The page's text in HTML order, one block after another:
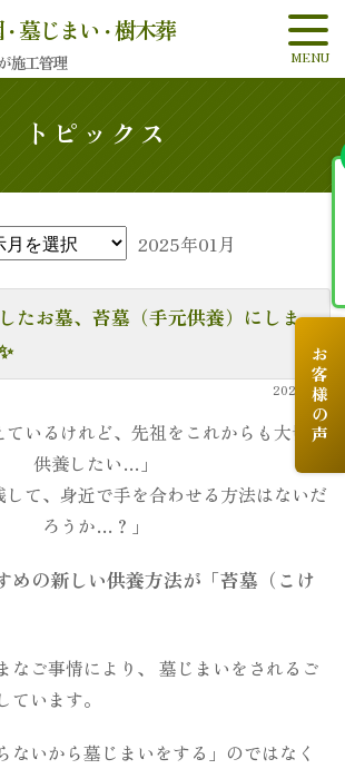
施工管理
・ 墓じまい ・樹木葬
お客様の声
トピックス
2025年01月
たお墓、苔墓（手元供養）にしま
2025.1.20
ているけれど、先祖をこれからも大切に
供養したい…」
して、身近で手を合わせる方法はないだ
ろうか…？」
めの新しい供養方法が「苔墓（こけ
なご事情により、 墓じまいをされるご
ています。
ないから墓じまいをする」のではなく